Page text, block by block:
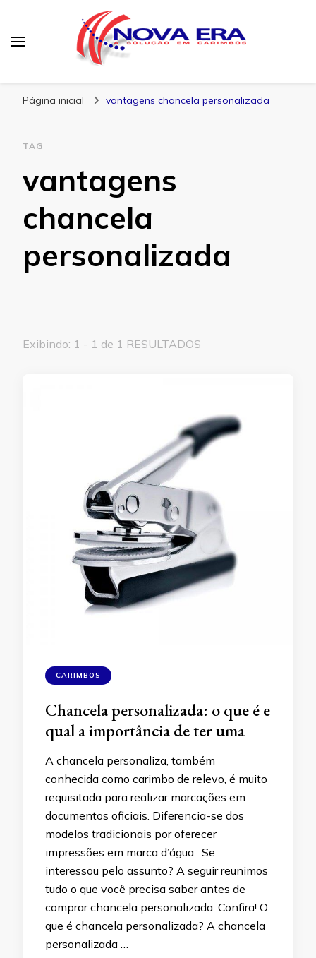
Página inicial vantagens chancela personalizada
TAG
vantagens
chancela
personalizada
Exibindo: 1 - 1 de 1 RESULTADOS
CARIMBOS
Chancela personalizada: o que é e
qual a importância de ter uma
A chancela personaliza, também
conhecida como carimbo de relevo, é muito
requisitada para realizar marcações em
documentos oficiais. Diferencia-se dos
modelos tradicionais por oferecer
impressões em marca d’água. Se
interessou pelo assunto? A seguir reunimos
tudo o que você precisa saber antes de
comprar chancela personalizada. Confira! O
que é chancela personalizada? A chancela
personalizada …